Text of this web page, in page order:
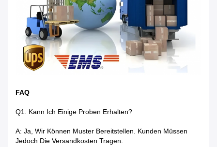
FAQ
Q1: Kann Ich Einige Proben Erhalten?
A: Ja, Wir Können Muster Bereitstellen. Kunden Müssen
Jedoch Die Versandkosten Tragen.